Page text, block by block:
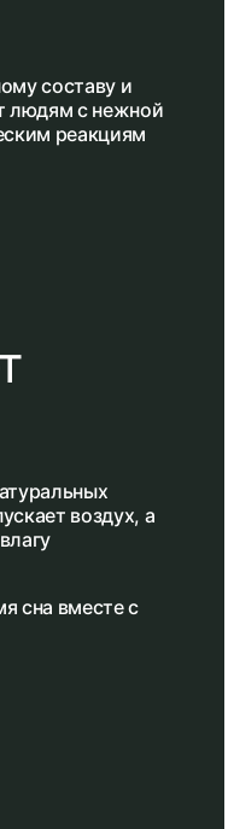
составу и
людям с нежной
реакциям
воздух, а
сна вместе с